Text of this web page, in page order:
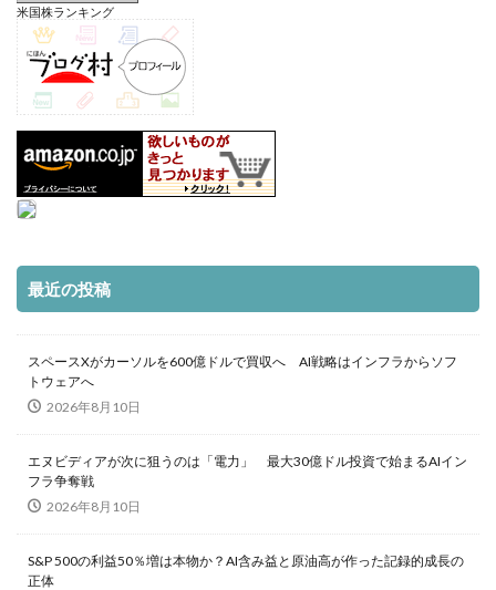
米国株ランキング
最近の投稿
スペースXがカーソルを600億ドルで買収へ AI戦略はインフラからソフ
トウェアへ
2026年8月10日
エヌビディアが次に狙うのは「電力」 最大30億ドル投資で始まるAIイン
フラ争奪戦
2026年8月10日
S&P 500の利益50％増は本物か？AI含み益と原油高が作った記録的成長の
正体